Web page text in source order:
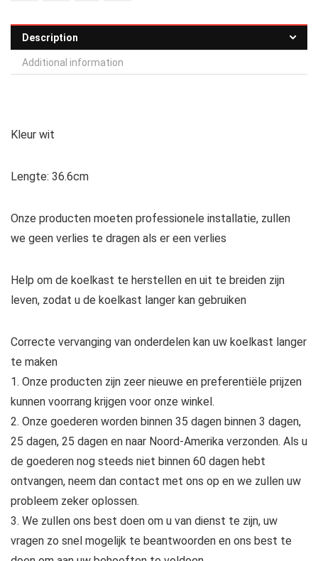
Description
Additional information
Kleur wit
Lengte: 36.6cm
Onze producten moeten professionele installatie, zullen
we geen verlies te dragen als er een verlies
Help om de koelkast te herstellen en uit te breiden zijn
leven, zodat u de koelkast langer kan gebruiken
Correcte vervanging van onderdelen kan uw koelkast langer
te maken
1. Onze producten zijn zeer nieuwe en preferentiële prijzen
kunnen voorrang krijgen voor onze winkel.
2. Onze goederen worden binnen 35 dagen binnen 3 dagen,
25 dagen, 25 dagen en naar Noord-Amerika verzonden. Als u
de goederen nog steeds niet binnen 60 dagen hebt
ontvangen, neem dan contact met ons op en we zullen uw
probleem zeker oplossen.
3. We zullen ons best doen om u van dienst te zijn, uw
vragen zo snel mogelijk te beantwoorden en ons best te